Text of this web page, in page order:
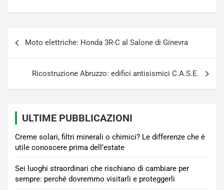
Moto elettriche: Honda 3R-C al Salone di Ginevra
Ricostruzione Abruzzo: edifici antisismici C.A.S.E.
ULTIME PUBBLICAZIONI
Creme solari, filtri minerali o chimici? Le differenze che è
utile conoscere prima dell’estate
Sei luoghi straordinari che rischiano di cambiare per
sempre: perché dovremmo visitarli e proteggerli